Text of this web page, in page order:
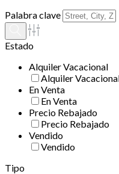
Palabra clave
Estado
Alquiler Vacacional
Alquiler
En Venta
En Venta
Precio Rebajado
Precio Rebajado
Vendido
Vendido
Tipo